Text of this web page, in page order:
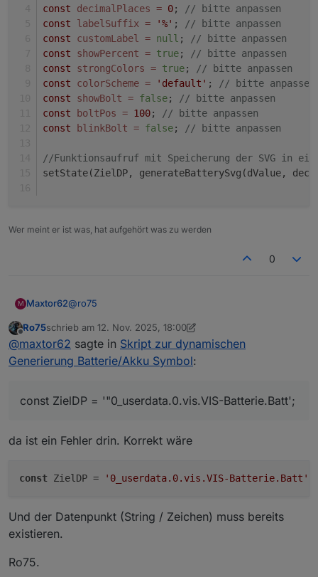
const
decimalPlaces = 0;
// bitte anpassen
const
labelSuffix = '%' ;
// bitte anpassen
const
customLabel = null ;
// bitte anpassen
const
showPercent = true;
// bitte anpassen
const
strongColors = true;
// bitte anpassen
const
colorScheme = 'default' ;
// bitte anpassen
const
showBolt = false;
// bitte anpassen
const
boltPos = 100;
// bitte anpassen
const
blinkBolt = false; // bitte anpassen
//Funktionsaufruf mit Speicherung der SVG in
setState(ZielDP, generateBatterySvg(dValue,
Wer meint er ist was, hat aufgehört was zu werden
0
M Maxtor62@ro75
Hi, danke für Deine Hilfe. Bin halt kein Java-Scripter.
Meine Datenpunkte:
const labelSuffix = '%'; // bitte anpassen
const strongColors = true; // bitte anpassen
const boltPos = 100; // bitte anpassen
Offline
Ro75schrieb am 12. Nov. 2025, 18:00
zuletzt editiert von Ro7511. Dez. 2025, 19:01
@maxtor62 sagte in Skript zur dynamischen
Generierung Batterie/Akku Symbol:
const ZielDP = '"0_userdata.0.vis.VIS-Batterie.Batt';
da ist ein Fehler drin. Korrekt wäre
const ZielDP = '0_userdata.0.vis.VIS-Batterie.Batt'
Und der Datenpunkt (String / Zeichen) muss bereits
existieren.
Ro75.